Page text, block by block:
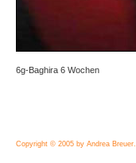
6g-Baghira 6 Wochen
Copyright © 2005 by Andrea Breuer.